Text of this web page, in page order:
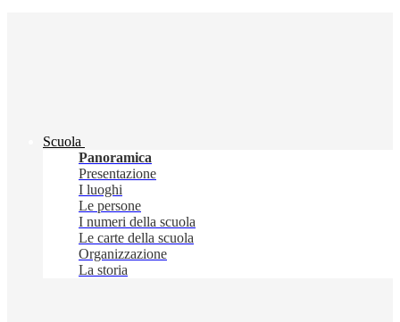
Scuola
Panoramica
Presentazione
I luoghi
Le persone
I numeri della scuola
Le carte della scuola
Organizzazione
La storia